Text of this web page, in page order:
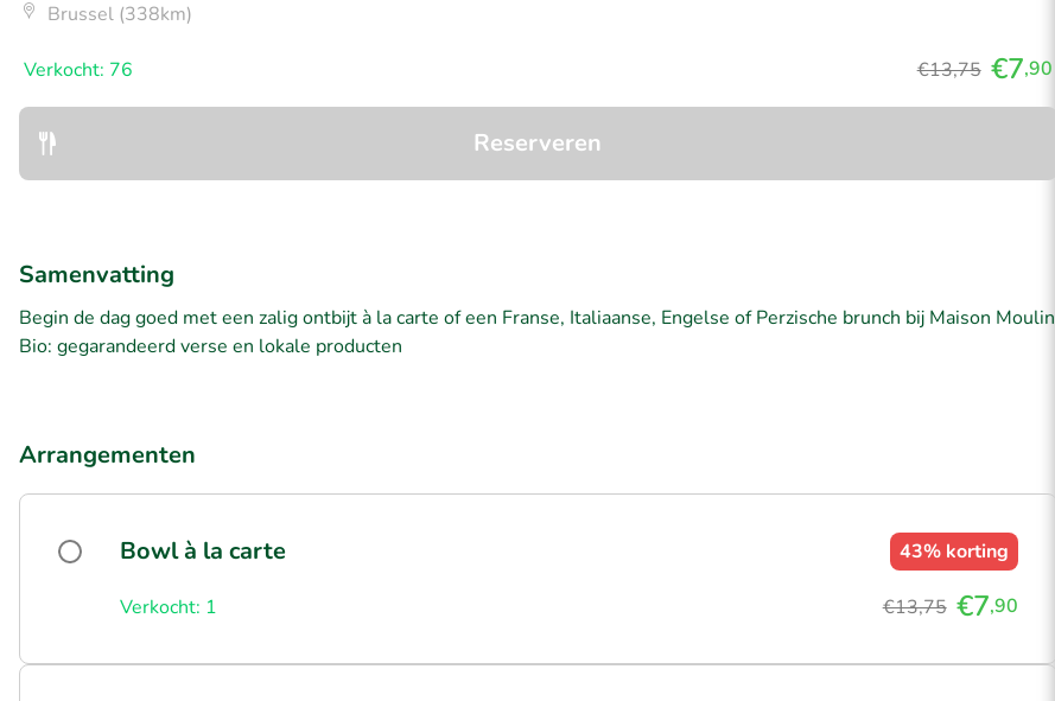
Brussel (338km)
Verkocht: 76 €13,75 €7,90
Reserveren
Samenvatting
Begin de dag goed met een zalig ontbijt à la carte of een Franse, Italiaanse, Engelse of Perzische brunch bij Maison Moulin
Bio: gegarandeerd verse en lokale producten
Arrangementen
Bowl à la carte 43% korting
Verkocht: 1 €13,75 €7,90